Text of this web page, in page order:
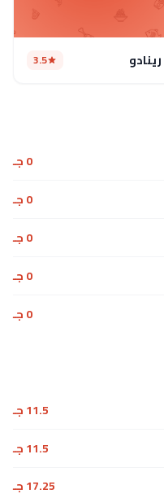
رينادو 3.5
0 جـ
0 جـ
0 جـ
0 جـ
0 جـ
11.5 جـ
11.5 جـ
17.25 جـ